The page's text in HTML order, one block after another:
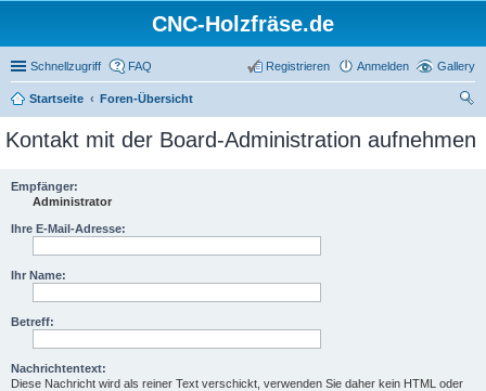
CNC-Holzfräse.de
Schnellzugriff Gallery
FAQ Anmelden
Registrieren
Startseite
Foren-Übersicht
he
Kontakt mit der Board-Administration aufnehmen
Empfänger:
Administrator
Ihre E-Mail-Adresse:
Ihr Name:
Betreff:
Nachrichtentext:
Diese Nachricht wird als reiner Text verschickt, verwenden Sie daher kein HTML oder